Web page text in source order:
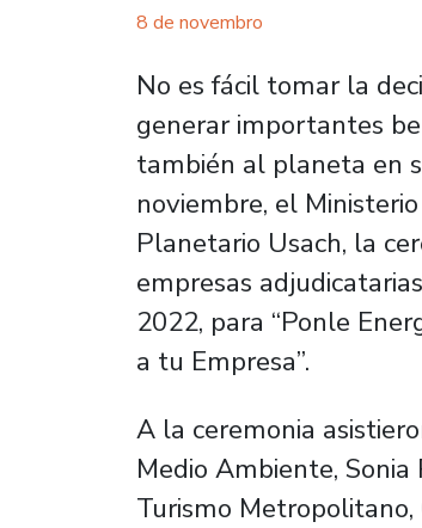
8 de novembro
No es fácil tomar la
generar importantes
también al planeta en
noviembre, el
Planetario Usach, la
empresas
2022, para “Ponle
a tu Empresa”.
A la ceremonia
Medio Ambiente,
Turismo Metropolitano,